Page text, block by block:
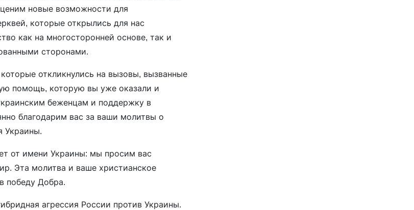
новые возможности для
которые открылись для нас
как на многосторонней основе, так и
сторонами.
откликнулись на вызовы, вызванные
помощь, которую вы уже оказали и
беженцам и поддержку в
благодарим вас за ваши молитвы о
Украины.
от имени Украины: мы просим вас
Эта молитва и ваше христианское
победу Добра.
агрессия России против Украины.